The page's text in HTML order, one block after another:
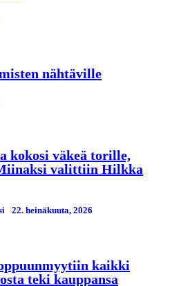
nähtäville
kokosi väkeä torille,
valittiin Hilkka
22. heinäkuuta, 2026
kaikki
teki kauppansa